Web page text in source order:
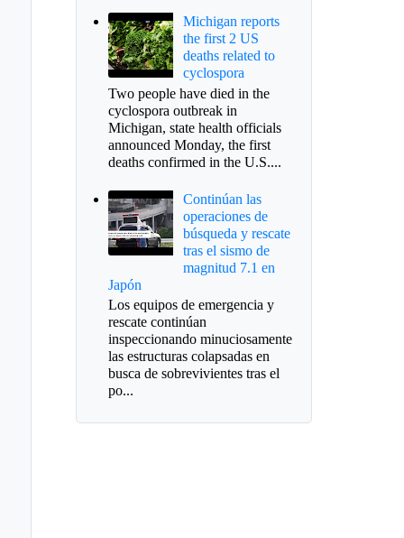
Michigan reports
the first 2 US
deaths related to
cyclospora
Two people have died in the
cyclospora outbreak in
Michigan, state health officials
announced Monday, the first
deaths confirmed in the U.S....
Continúan las
operaciones de
búsqueda y rescate
tras el sismo de
magnitud 7.1 en
Japón
Los equipos de emergencia y
rescate continúan
inspeccionando minuciosamente
las estructuras colapsadas en
busca de sobrevivientes tras el
po...